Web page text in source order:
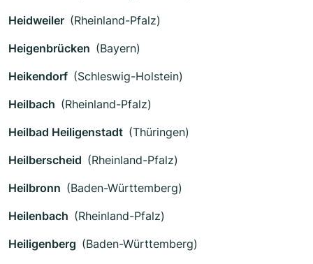
Heidweiler (Rheinland-Pfalz)
Heigenbrücken (Bayern)
Heikendorf (Schleswig-Holstein)
Heilbach (Rheinland-Pfalz)
Heilbad Heiligenstadt (Thüringen)
Heilberscheid (Rheinland-Pfalz)
Heilbronn (Baden-Württemberg)
Heilenbach (Rheinland-Pfalz)
Heiligenberg (Baden-Württemberg)